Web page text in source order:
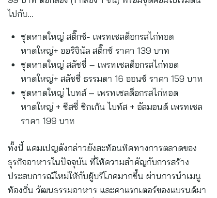
ไปกับ…
ชุดหาดใหญ่ สติ๊กซ์- เพรทเซลด็อกรสไก่ทอด
หาดใหญ่+ ออริจินัล สติ๊กซ์ ราคา 139 บาท
ชุดหาดใหญ่ สลัชชี่ – เพรทเซลด็อกรสไก่ทอด
หาดใหญ่+ สลัชชี่ ธรรมดา 16 ออนซ์ ราคา 159 บาท
ชุดหาดใหญ่ ไบทส์ – เพรทเซลด็อกรสไก่ทอด
หาดใหญ่ + ชีสซี่ ชิกเก้น ไบท์ส + อัลมอนด์ เพรทเซล
ราคา 199 บาท
ทั้งนี้ แคมเปญดังกล่าวยังสะท้อนทิศทางการตลาดของ
ธุรกิจอาหารในปัจจุบัน ที่ให้ความสำคัญกับการสร้าง
ประสบการณ์ใหม่ให้กับผู้บริโภคมากขึ้น ผ่านการนำเมนู
ท้องถิ่น วัฒนธรรมอาหาร และคาแรกเตอร์ของแบรนด์มา